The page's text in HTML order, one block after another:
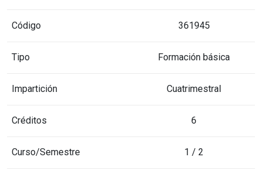
Código 361945
Tipo Formación básica
Impartición Cuatrimestral
Créditos 6
Curso/Semestre 1 / 2